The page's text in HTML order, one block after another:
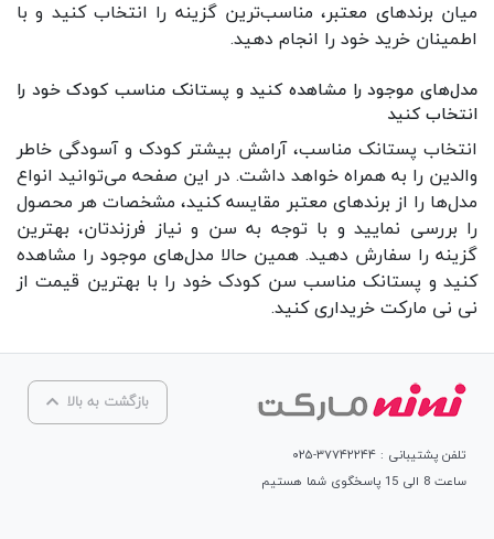
میان برندهای معتبر، مناسب‌ترین گزینه را انتخاب کنید و با
اطمینان خرید خود را انجام دهید.
مدل‌های موجود را مشاهده کنید و پستانک مناسب کودک خود را
انتخاب کنید
انتخاب پستانک مناسب، آرامش بیشتر کودک و آسودگی خاطر
والدین را به همراه خواهد داشت. در این صفحه می‌توانید انواع
مدل‌ها را از برندهای معتبر مقایسه کنید، مشخصات هر محصول
را بررسی نمایید و با توجه به سن و نیاز فرزندتان، بهترین
گزینه را سفارش دهید. همین حالا مدل‌های موجود را مشاهده
کنید و پستانک مناسب سن کودک خود را با بهترین قیمت از
نی نی مارکت خریداری کنید.
بازگشت به بالا
تلفن پشتیبانی : ۳۷۷۴۲۲۴۴-۰۲۵
ساعت 8 الی 15 پاسخگوی شما هستیم